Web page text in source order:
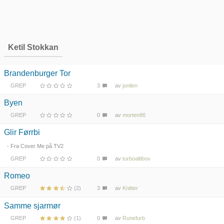
Ketil Stokkan
Brandenburger Tor
GREP 3 av jonlien
Byen
GREP 0 av morten86
Glir Førrbi
- Fra Cover Me på TV2
GREP 0 av turboaltibox
Romeo
GREP (2) 3 av Knitter
Samme sjarmør
GREP (1) 0 av Runefurb